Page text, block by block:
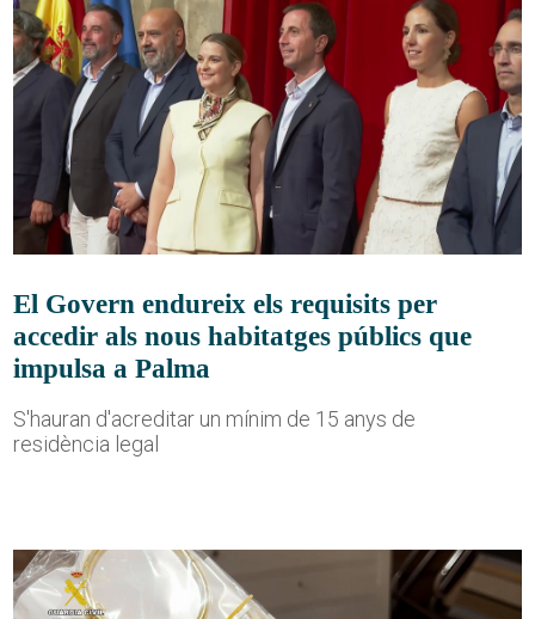
El Govern endureix els requisits per
accedir als nous habitatges públics que
impulsa a Palma
S'hauran d'acreditar un mínim de 15 anys de
residència legal